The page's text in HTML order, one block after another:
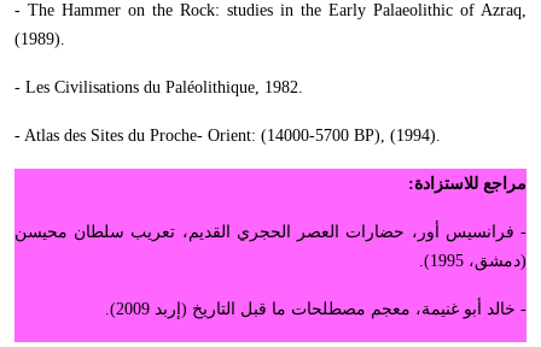
- The Hammer on the Rock: studies in the Early Palaeolithic of Azraq,
(1989).
- Les Civilisations du Paléolithique, 1982.
- Atlas des Sites du Proche- Orient: (14000-5700 BP), (1994).
مراجع للاستزادة:
- فرانسيس أور، حضارات العصر الحجري القديم، تعريب سلطان محيسن
(دمشق، 1995).
- خالد أبو غنيمة، معجم مصطلحات ما قبل التاريخ (إربد 2009).